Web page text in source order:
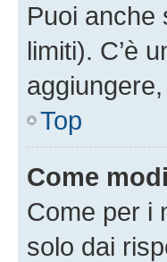
Puoi anche
limiti). C’è
Top
Come
Come per i
solo dai